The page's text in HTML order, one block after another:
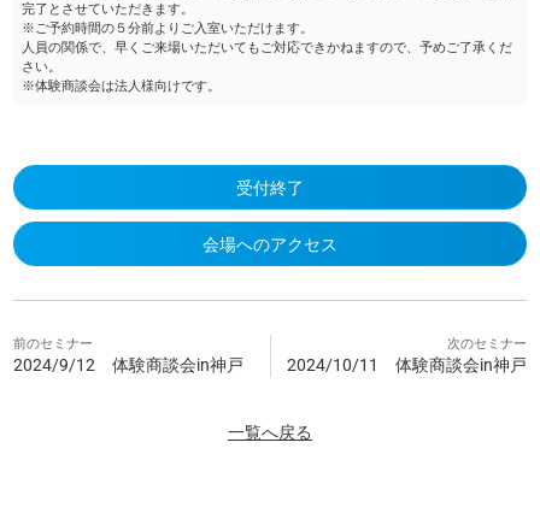
完了とさせていただきます。
※ご予約時間の５分前よりご入室いただけます。
人員の関係で、早くご来場いただいてもご対応できかねますので、予めご了承くだ
さい。
※体験商談会は法人様向けです。
受付終了
会場へのアクセス
前のセミナー
2024/9/12 体験商談会in神戸
次のセミナー
2024/10/11 体験商談会in神戸
一覧へ戻る